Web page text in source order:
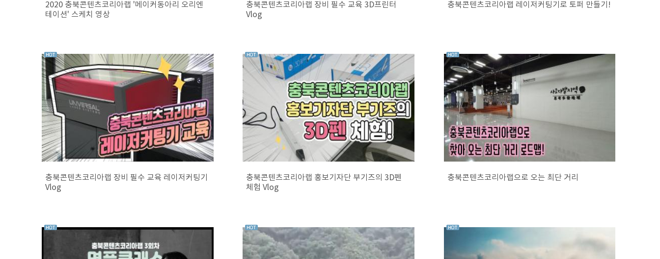
2020 충북콘텐츠코리아랩 '메이커동아리 오리엔
테이션' 스케치 영상
충북콘텐츠코리아랩 장비 필수 교육 3D프린터
Vlog
충북콘텐츠코리아랩 레이저커팅기로 토퍼 만들기!
충북콘텐츠코리아랩 장비 필수 교육 레이저커팅기
Vlog
충북콘텐츠코리아랩 홍보기자단 부기즈의 3D펜
체험 Vlog
충북콘텐츠코리아랩으로 오는 최단 거리